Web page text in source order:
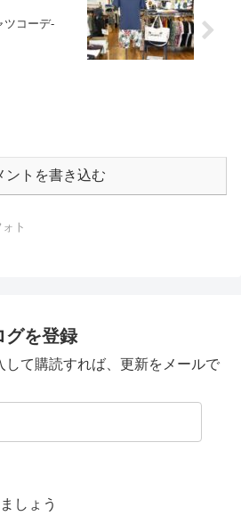
ツコーデ-
ントを書き込む
ト
グを登録
して購読すれば、更新をメールで
しょう